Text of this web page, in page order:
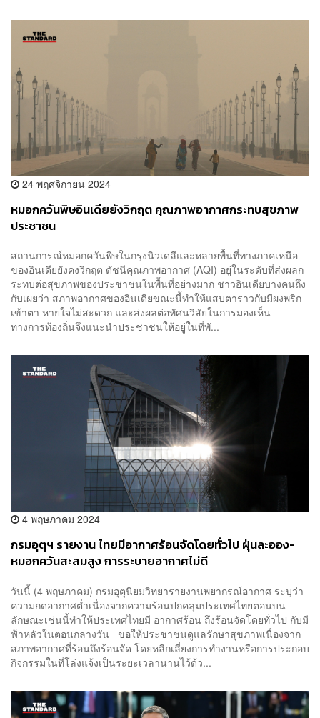
24 พฤศจิกายน 2024
หมอกควันพิษอินเดียยังวิกฤต คุณภาพอากาศกระทบสุขภาพ
ประชาชน
สถานการณ์หมอกควันพิษในกรุงนิวเดลีและหลายพื้นที่ทางภาคเหนือ
ของอินเดียยังคงวิกฤต ดัชนีคุณภาพอากาศ (AQI) อยู่ในระดับที่ส่งผลก
ระทบต่อสุขภาพของประชาชนในพื้นที่อย่างมาก ชาวอินเดียบางคนถึง
กับเผยว่า สภาพอากาศของอินเดียขณะนี้ทำให้แสบตาราวกับมีผงพริก
เข้าตา หายใจไม่สะดวก และส่งผลต่อทัศนวิสัยในการมองเห็น
ทางการท้องถิ่นจึงแนะนำประชาชนให้อยู่ในที่พั...
4 พฤษภาคม 2024
กรมอุตุฯ รายงาน ไทยมีอากาศร้อนจัดโดยทั่วไป ฝุ่นละออง-
หมอกควันสะสมสูง การระบายอากาศไม่ดี
วันนี้ (4 พฤษภาคม) กรมอุตุนิยมวิทยารายงานพยากรณ์อากาศ ระบุว่า
ความกดอากาศต่ำเนื่องจากความร้อนปกคลุมประเทศไทยตอนบน
ลักษณะเช่นนี้ทำให้ประเทศไทยมี อากาศร้อน ถึงร้อนจัดโดยทั่วไป กับมี
ฟ้าหลัวในตอนกลางวัน ขอให้ประชาชนดูแลรักษาสุขภาพเนื่องจาก
สภาพอากาศที่ร้อนถึงร้อนจัด โดยหลีกเลี่ยงการทำงานหรือการประกอบ
กิจกรรมในที่โล่งแจ้งเป็นระยะเวลานานไว้ด้ว...